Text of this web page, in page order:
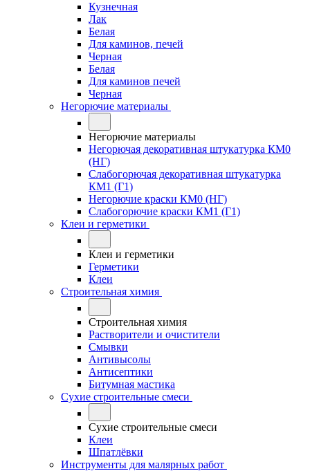
Кузнечная
Лак
Белая
Для каминов, печей
Черная
Белая
Для каминов печей
Черная
Негорючие материалы
Негорючие материалы
Негорючая декоративная штукатурка КМ0
(НГ)
Слабогорючая декоративная штукатурка
КМ1 (Г1)
Негорючие краски КМ0 (НГ)
Слабогорючие краски КМ1 (Г1)
Клеи и герметики
Клеи и герметики
Герметики
Клеи
Строительная химия
Строительная химия
Растворители и очистители
Смывки
Антивысолы
Антисептики
Битумная мастика
Сухие строительные смеси
Сухие строительные смеси
Клеи
Шпатлёвки
Инструменты для малярных работ